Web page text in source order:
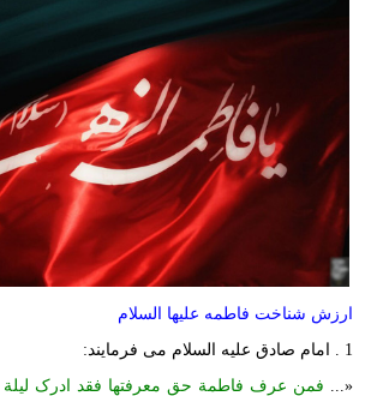
ارزش شناخت فاطمه علیها السلام
1 . امام صادق علیه السلام می فرمایند:
«... فمن عرف فاطمة حق معرفتها فقد ادرک لیلة